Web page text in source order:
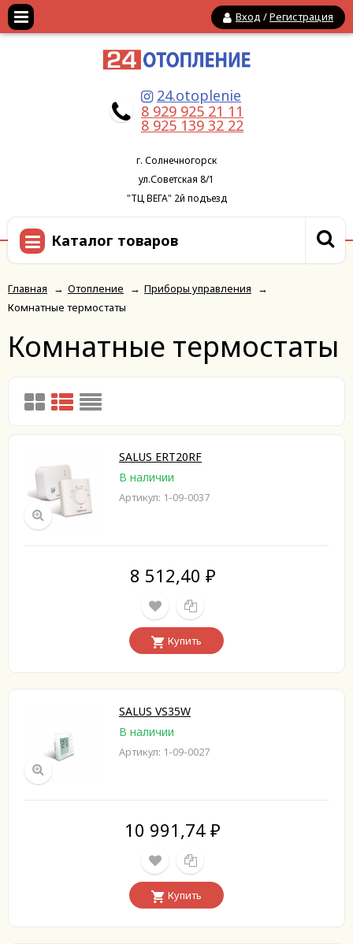
Вход /Регистрация
24.otoplenie
8 929 925 21 11
8 925 139 32 22
г. Солнечногорск
ул.Советская 8/1
"ТЦ ВЕГА" 2й подъезд
Каталог товаров
Главная → Отопление → Приборы управления
→
Комнатные термостаты
Комнатные термостаты
SALUS ERT20RF
В наличии
Артикул: 1-09-0037
8 512,40 ₽
Купить
SALUS VS35W
В наличии
Артикул: 1-09-0027
10 991,74 ₽
Купить